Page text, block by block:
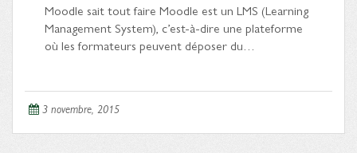
Moodle sait tout faire Moodle est un LMS (Learning
Management System), c’est-à-dire une plateforme
où les formateurs peuvent déposer du…
3 novembre, 2015